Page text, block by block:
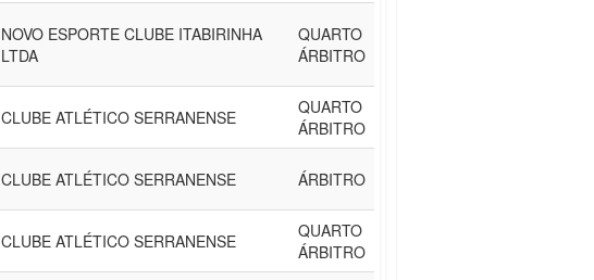
NOVO ESPORTE CLUBE ITABIRINHA
LTDA
QUARTO
ÁRBITRO
CLUBE ATLÉTICO SERRANENSE
QUARTO
ÁRBITRO
CLUBE ATLÉTICO SERRANENSE ÁRBITRO
CLUBE ATLÉTICO SERRANENSE
QUARTO
ÁRBITRO